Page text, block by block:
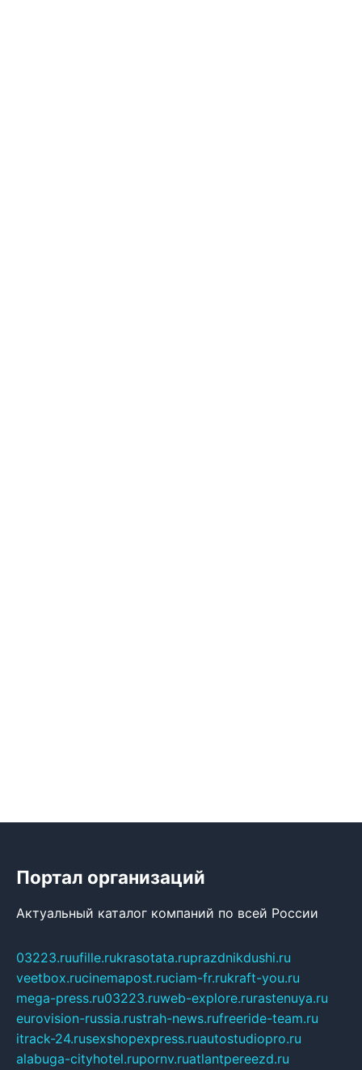
Портал организаций
Актуальный каталог компаний по всей России
03223.ruufille.rukrasotata.ruprazdnikdushi.ru
veetbox.rucinemapost.ruciam-fr.rukraft-you.ru
mega-press.ru03223.ruweb-explore.rurastenuya.ru
eurovision-russia.rustrah-news.rufreeride-team.ru
itrack-24.rusexshopexpress.ruautostudiopro.ru
alabuga-cityhotel.rupornv.ruatlantpereezd.ru